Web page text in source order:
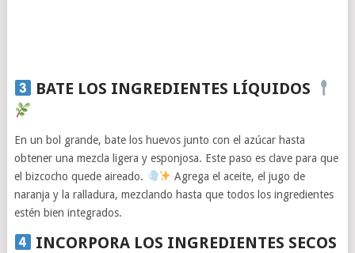
BATE LOS INGREDIENTES LÍQUIDOS
En un bol grande, bate los huevos junto con el azúcar hasta
obtener una mezcla ligera y esponjosa. Este paso es clave para que
el bizcocho quede aireado.
Agrega el aceite, el jugo de
naranja y la ralladura, mezclando hasta que todos los ingredientes
estén bien integrados.
INCORPORA LOS INGREDIENTES SECOS